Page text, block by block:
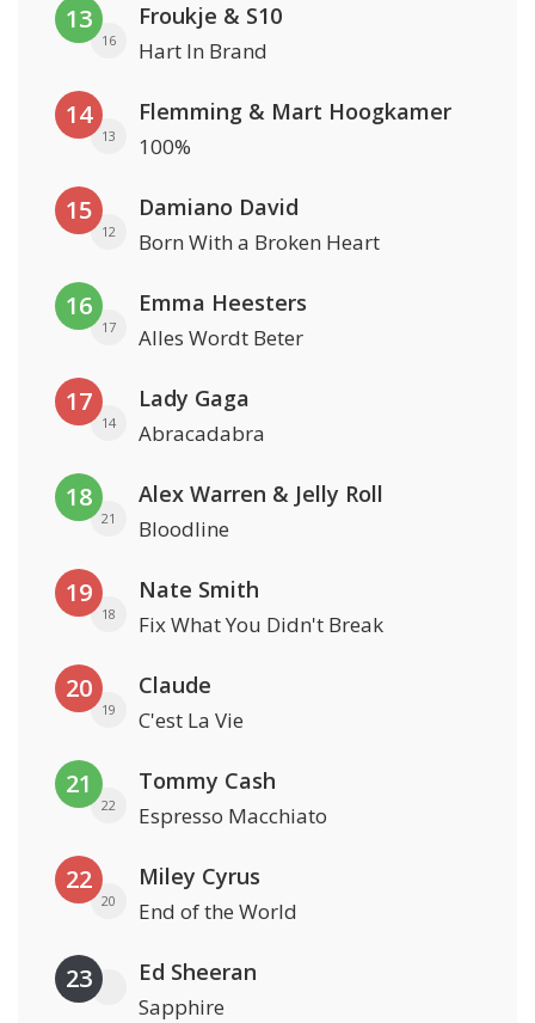
13
16
Froukje & S10
Hart In Brand
14
13
Flemming & Mart Hoogkamer
100%
15
12
Damiano David
Born With a Broken Heart
16
17
Emma Heesters
Alles Wordt Beter
17
14
Lady Gaga
Abracadabra
18
21
Alex Warren & Jelly Roll
Bloodline
19
18
Nate Smith
Fix What You Didn't Break
20
19
Claude
C'est La Vie
21
22
Tommy Cash
Espresso Macchiato
22
20
Miley Cyrus
End of the World
23 Ed Sheeran
Sapphire